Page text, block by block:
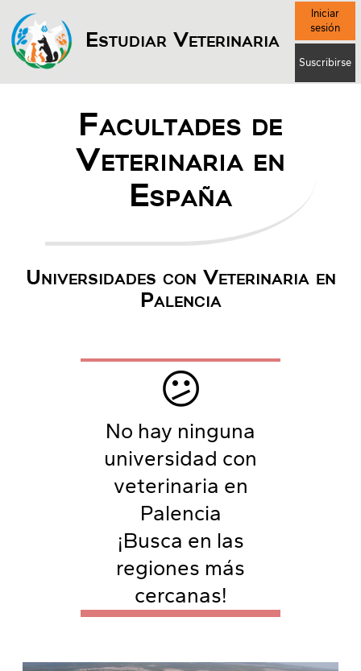
Estudiar Veterinaria
Iniciar
sesión
Suscribirse
Facultades de
Veterinaria en
España
Universidades con Veterinaria en
Palencia
😕
No hay ninguna
universidad con
veterinaria en
Palencia
¡Busca en las
regiones más
cercanas!